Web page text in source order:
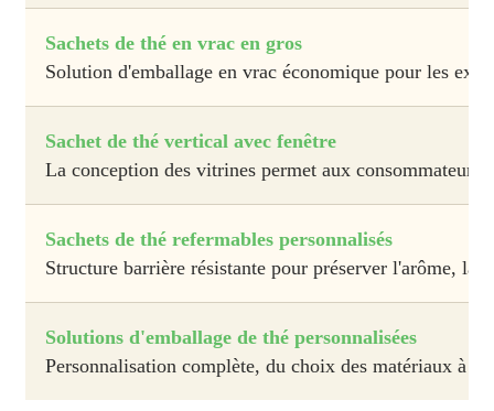
Sachets de thé en vrac en gros
Solution d'emballage en vrac économique pour les
Sachet de thé vertical avec fenêtre
La conception des vitrines permet aux
Sachets de thé refermables personnalisés
Structure barrière résistante pour préserver l'arôme, la
Solutions d'emballage de thé personnalisées
Personnalisation complète, du choix des matériaux à